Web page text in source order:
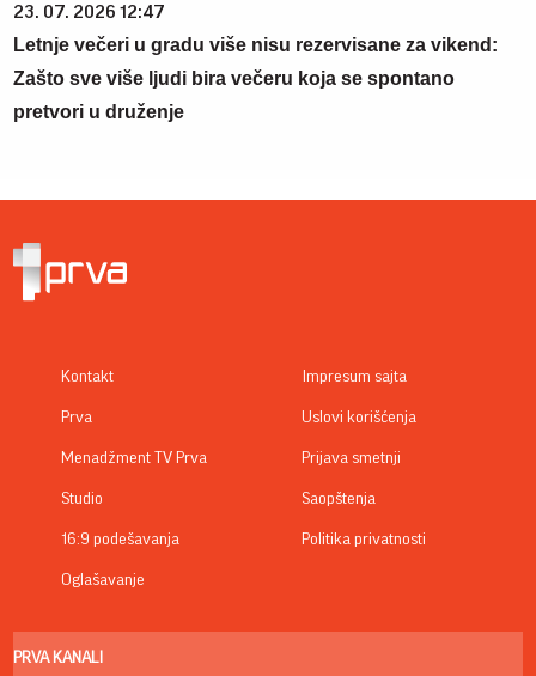
23. 07. 2026 12:47
Letnje večeri u gradu više nisu rezervisane za vikend:
Zašto sve više ljudi bira večeru koja se spontano
pretvori u druženje
Kontakt
Prva
Menadžment TV Prva
Studio
16:9 podešavanja
Oglašavanje
Impresum sajta
Uslovi korišćenja
Prijava smetnji
Saopštenja
Politika privatnosti
PRVA KANALI